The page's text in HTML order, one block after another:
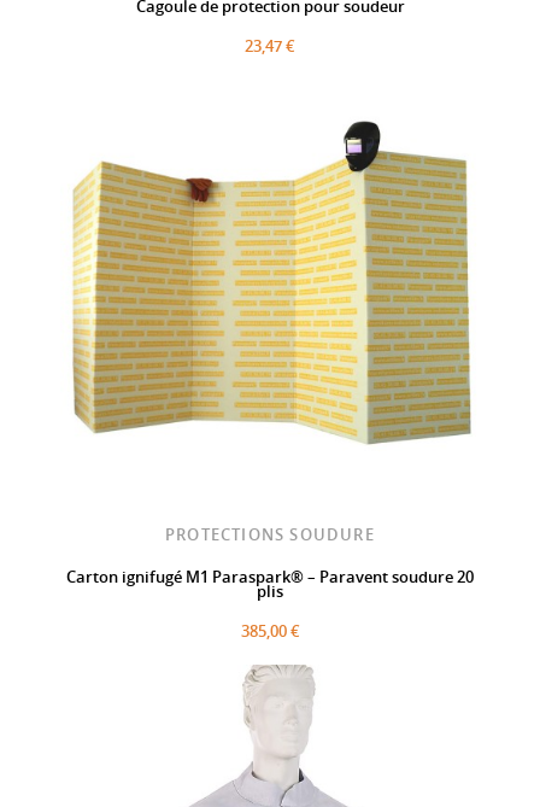
Cagoule de protection pour soudeur
23,47 €
PROTECTIONS SOUDURE
Carton ignifugé M1 Paraspark® – Paravent soudure 20
plis
385,00 €